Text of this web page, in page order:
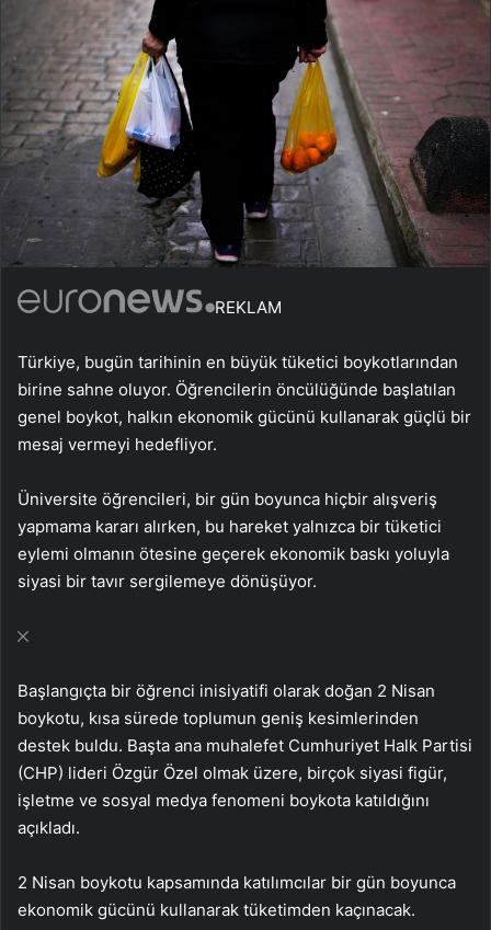
REKLAM
Türkiye, bugün tarihinin en büyük tüketici boykotlarından
birine sahne oluyor. Öğrencilerin öncülüğünde başlatılan
genel boykot, halkın ekonomik gücünü kullanarak güçlü bir
mesaj vermeyi hedefliyor.
Üniversite öğrencileri, bir gün boyunca hiçbir alışveriş
yapmama kararı alırken, bu hareket yalnızca bir tüketici
eylemi olmanın ötesine geçerek ekonomik baskı yoluyla
siyasi bir tavır sergilemeye dönüşüyor.
Başlangıçta bir öğrenci inisiyatifi olarak doğan 2 Nisan
boykotu, kısa sürede toplumun geniş kesimlerinden
destek buldu. Başta ana muhalefet Cumhuriyet Halk Partisi
(CHP) lideri Özgür Özel olmak üzere, birçok siyasi figür,
işletme ve sosyal medya fenomeni boykota katıldığını
açıkladı.
2 Nisan boykotu kapsamında katılımcılar bir gün boyunca
ekonomik gücünü kullanarak tüketimden kaçınacak.